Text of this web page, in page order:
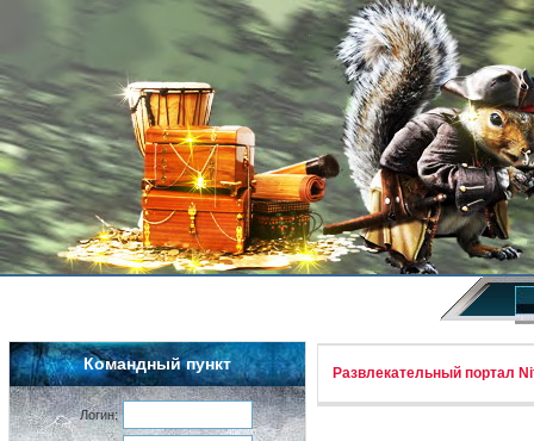
Командный пункт
Логин:
Развлекательный портал